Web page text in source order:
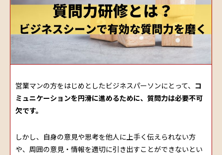
営業マンの方をはじめとしたビジネスパーソンにとって、 コ
ミュニケーションを円滑に進めるために、質問力は必要不可
欠です。
しかし、自身の意見や思考を他人に上手く伝えられない方
や、周囲の意見・情報を適切に引き出すことができないとい